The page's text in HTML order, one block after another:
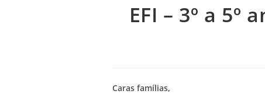
EFI – 3º a
Caras famílias,